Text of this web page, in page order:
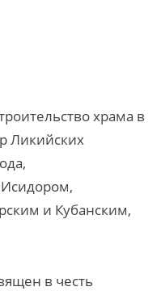
храма в
Ликийских
и Кубанским,
в честь